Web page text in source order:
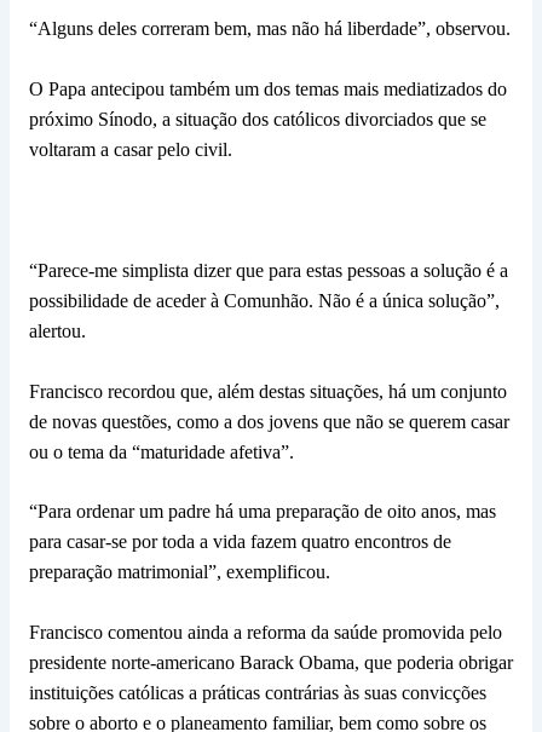
“Alguns deles correram bem, mas não há liberdade”, observou.
O Papa antecipou também um dos temas mais mediatizados do
próximo Sínodo, a situação dos católicos divorciados que se
voltaram a casar pelo civil.
“Parece-me simplista dizer que para estas pessoas a solução é a
possibilidade de aceder à Comunhão. Não é a única solução”,
alertou.
Francisco recordou que, além destas situações, há um conjunto
de novas questões, como a dos jovens que não se querem casar
ou o tema da “maturidade afetiva”.
“Para ordenar um padre há uma preparação de oito anos, mas
para casar-se por toda a vida fazem quatro encontros de
preparação matrimonial”, exemplificou.
Francisco comentou ainda a reforma da saúde promovida pelo
presidente norte-americano Barack Obama, que poderia obrigar
instituições católicas a práticas contrárias às suas convicções
sobre o aborto e o planeamento familiar, bem como sobre os